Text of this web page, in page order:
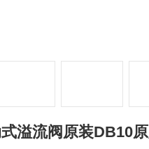
溢流阀原装DB10